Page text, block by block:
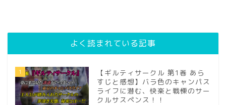
よく読まれている記事
1
【ギルティサークル 第1巻 あら
すじと感想】バラ色のキャンパス
ライフに潜む、快楽と戦慄のサー
クルサスペンス！！